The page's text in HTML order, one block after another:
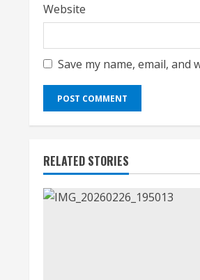
Website
Save my name, email,
RELATED STORIES